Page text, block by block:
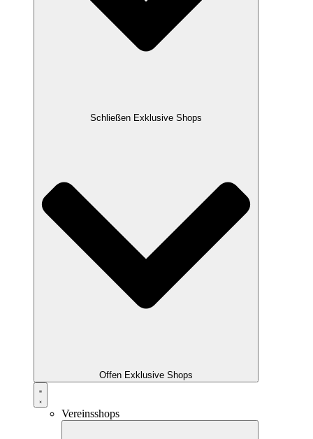
Schließen Exklusive Shops
Offen Exklusive Shops
Vereinsshops